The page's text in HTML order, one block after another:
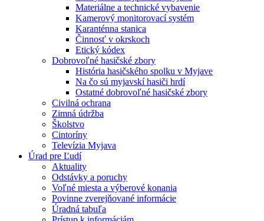
Materiálne a technické vybavenie
Kamerový monitorovací systém
Karanténna stanica
Činnosť v okrskoch
Etický kódex
Dobrovoľné hasičské zbory
História hasičského spolku v Myjave
Na čo sú myjavskí hasiči hrdí
Ostatné dobrovoľné hasičské zbory
Civilná ochrana
Zimná údržba
Školstvo
Cintoríny
Televízia Myjava
Úrad pre Ľudí
Aktuality
Odstávky a poruchy
Voľné miesta a výberové konania
Povinne zverejňované informácie
Úradná tabuľa